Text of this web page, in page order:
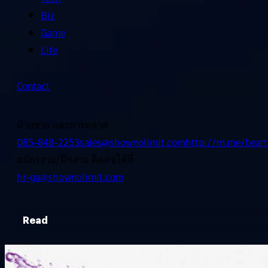
Biz
Game
Life
Contact
ฝ่ายขาย และการตลาด
085-848-2253sales@shownolimit.comhttp://m.me/
สมัครงาน/ฝึกงาน ติดต่อได้ที่
hr-ga@shownolimit.com
Read